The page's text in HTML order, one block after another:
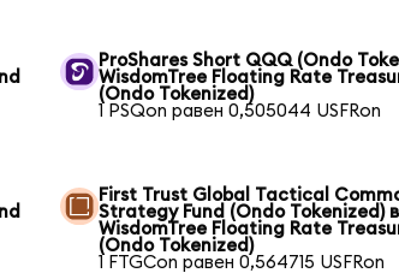
ProShares Short QQQ (Ondo
WisdomTree Floating Rate
(Ondo Tokenized)
1 PSQon равен 0,505044 USFRon
First Trust Global Tactical
Strategy Fund (Ondo Tokenized) в
WisdomTree Floating Rate
(Ondo Tokenized)
1 FTGCon равен 0,564715 USFRon